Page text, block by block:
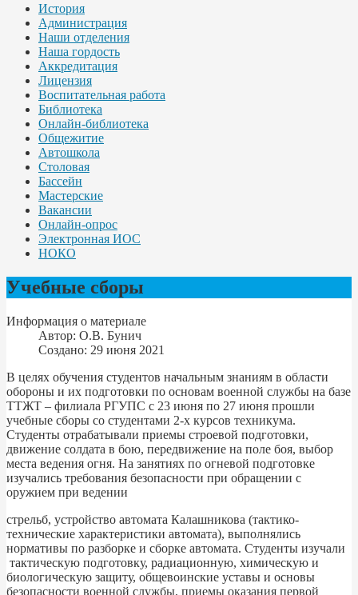
История
Администрация
Наши отделения
Наша гордость
Аккредитация
Лицензия
Воспитательная работа
Библиотека
Онлайн-библиотека
Общежитие
Автошкола
Столовая
Бассейн
Мастерские
Вакансии
Онлайн-опрос
Электронная ИОС
НОКО
Учебные сборы
Информация о материале
Автор: О.В. Бунич
Создано: 29 июня 2021
В целях обучения студентов начальным знаниям в области
обороны и их подготовки по основам военной службы на базе
ТТЖТ – филиала РГУПС с 23 июня по 27 июня прошли
учебные сборы со студентами 2-х курсов техникума.
Студенты отрабатывали приемы строевой подготовки,
движение солдата в бою, передвижение на поле боя, выбор
места ведения огня. На занятиях по огневой подготовке
изучались требования безопасности при обращении с
оружием при ведении
стрельб, устройство автомата Калашникова (тактико-
технические характеристики автомата), выполнялись
нормативы по разборке и сборке автомата. Студенты изучали
тактическую подготовку, радиационную, химическую и
биологическую защиту, общевоинские уставы и основы
безопасности военной службы, приемы оказания первой